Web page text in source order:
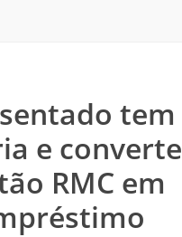
tem
e converte
RMC em